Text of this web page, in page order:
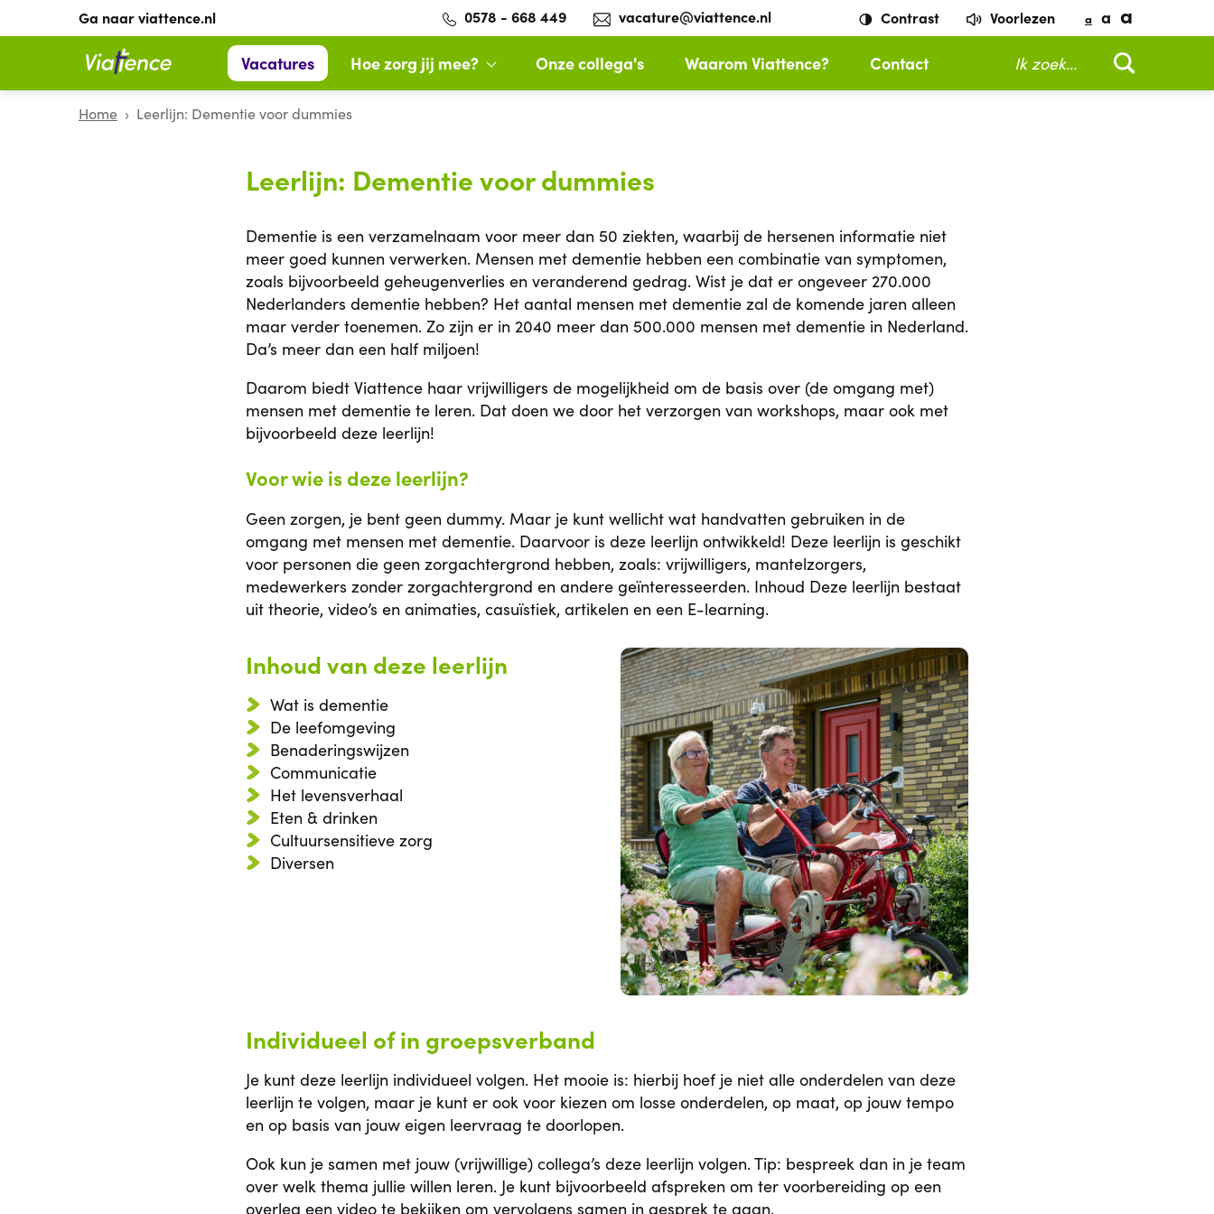
Ga naar viattence.nl 0578 - 668 449 vacature@viattence.nl Contrast Voorlezen a a a
Vacatures Hoe zorg jij mee? Onze collega's Waarom Viattence? Contact Zoeken
Home Leerlijn: Dementie voor dummies
Leerlijn: Dementie voor dummies
Dementie is een verzamelnaam voor meer dan 50 ziekten, waarbij de hersenen informatie niet
meer goed kunnen verwerken. Mensen met dementie hebben een combinatie van symptomen,
zoals bijvoorbeeld geheugenverlies en veranderend gedrag. Wist je dat er ongeveer 270.000
Nederlanders dementie hebben? Het aantal mensen met dementie zal de komende jaren alleen
maar verder toenemen. Zo zijn er in 2040 meer dan 500.000 mensen met dementie in Nederland.
Da’s meer dan een half miljoen!
Daarom biedt Viattence haar vrijwilligers de mogelijkheid om de basis over (de omgang met)
mensen met dementie te leren. Dat doen we door het verzorgen van workshops, maar ook met
bijvoorbeeld deze leerlijn!
Voor wie is deze leerlijn?
Geen zorgen, je bent geen dummy. Maar je kunt wellicht wat handvatten gebruiken in de
omgang met mensen met dementie. Daarvoor is deze leerlijn ontwikkeld! Deze leerlijn is geschikt
voor personen die geen zorgachtergrond hebben, zoals: vrijwilligers, mantelzorgers,
medewerkers zonder zorgachtergrond en andere geïnteresseerden. Inhoud Deze leerlijn bestaat
uit theorie, video’s en animaties, casuïstiek, artikelen en een E-learning.
Inhoud van deze leerlijn
Wat is dementie
De leefomgeving
Benaderingswijzen
Communicatie
Het levensverhaal
Eten & drinken
Cultuursensitieve zorg
Diversen
Individueel of in groepsverband
Je kunt deze leerlijn individueel volgen. Het mooie is: hierbij hoef je niet alle onderdelen van deze
leerlijn te volgen, maar je kunt er ook voor kiezen om losse onderdelen, op maat, op jouw tempo
en op basis van jouw eigen leervraag te doorlopen.
Ook kun je samen met jouw (vrijwillige) collega’s deze leerlijn volgen. Tip: bespreek dan in je team
over welk thema jullie willen leren. Je kunt bijvoorbeeld afspreken om ter voorbereiding op een
overleg een video te bekijken om vervolgens samen in gesprek te gaan.